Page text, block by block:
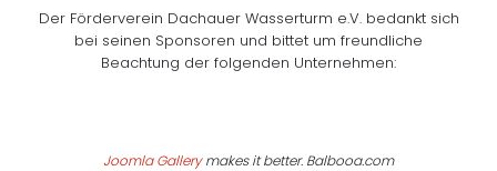
Der Förderverein Dachauer Wasserturm e.V. bedankt sich
bei seinen Sponsoren und bittet um freundliche
Beachtung der folgenden Unternehmen:
Joomla Gallerymakes it better. Balbooa.com